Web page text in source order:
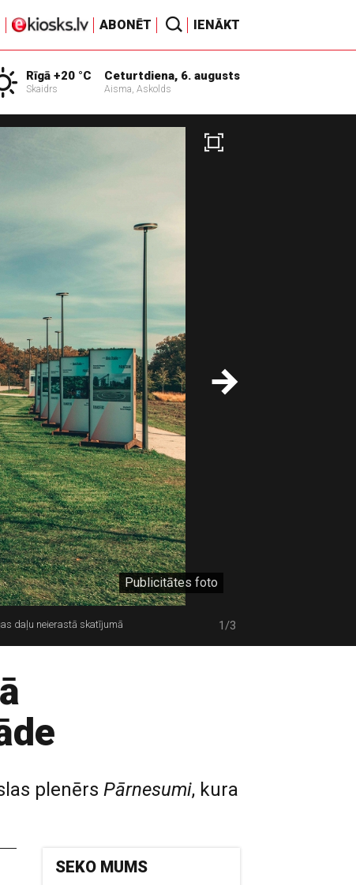
ABONĒT IENĀKT
Rīgā +20 °C
Skaidrs
Ceturtdiena, 6. augusts
Aisma, Askolds
Publicitātes foto
daļu neierastā skatījumā 1/3
plenērs Pārnesumi, kura
SEKO MUMS